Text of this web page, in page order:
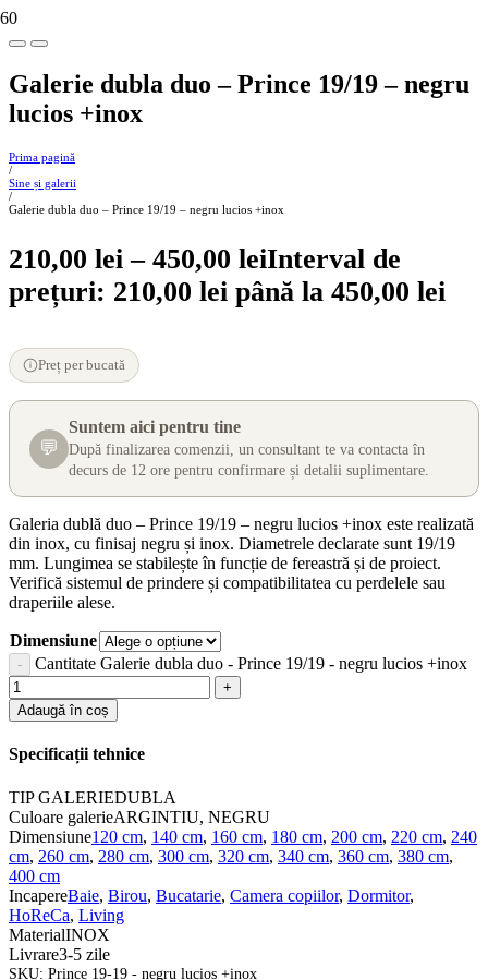
Galerie dubla duo – Prince 19/19 – negru
lucios +inox
Prima pagină
/
Sine și galerii
/
Galerie dubla duo – Prince 19/19 – negru lucios +inox
210,00 lei – 450,00 leiInterval de
prețuri: 210,00 lei până la 450,00 lei
Preț per bucată
💬
Suntem aici pentru tine
După finalizarea comenzii, un consultant te va contacta în
decurs de 12 ore pentru confirmare și detalii suplimentare.
Galeria dublă duo – Prince 19/19 – negru lucios +inox este realizată
din inox, cu finisaj negru și inox. Diametrele declarate sunt 19/19
mm. Lungimea se stabilește în funcție de fereastră și de proiect.
Verifică sistemul de prindere și compatibilitatea cu perdelele sau
draperiile alese.
Dimensiune
Cantitate Galerie dubla duo - Prince 19/19 - negru lucios +inox
Adaugă în coș
Specificații tehnice
TIP GALERIEDUBLA
Culoare galerieARGINTIU, NEGRU
Dimensiune120 cm, 140 cm, 160 cm, 180 cm, 200 cm, 220 cm, 240
cm, 260 cm, 280 cm, 300 cm, 320 cm, 340 cm, 360 cm, 380 cm,
400 cm
IncapereBaie, Birou, Bucatarie, Camera copiilor, Dormitor,
HoReCa, Living
MaterialINOX
Livrare3-5 zile
SKU: Prince 19-19 - negru lucios +inox